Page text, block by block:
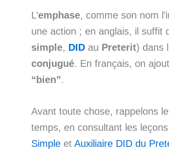
L’emphase, comme son nom
une action ; en anglais, il suffit
simple, DID au Preterit) dans
conjugué. En français, on
“bien”.
Avant toute chose, rappelons
temps, en consultant les
Simple et Auxiliaire DID du